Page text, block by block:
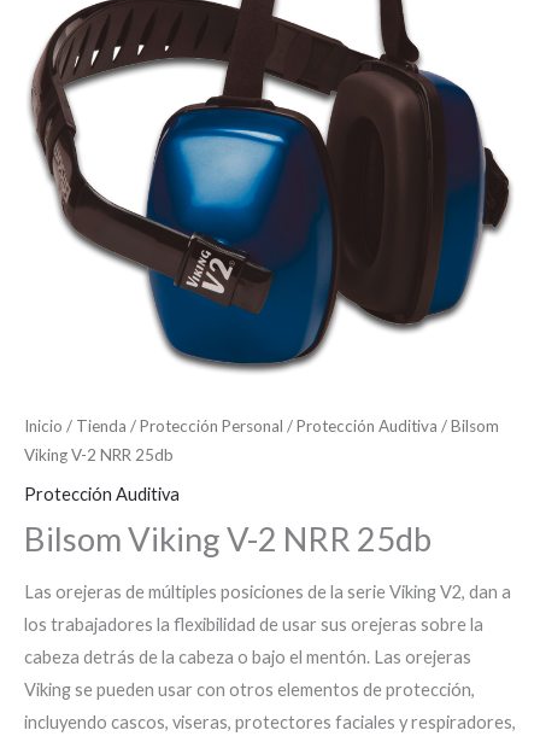
Inicio / Tienda /Protección Personal /Protección Auditiva / Bilsom
Viking V-2 NRR 25db
Protección Auditiva
Bilsom Viking V-2 NRR 25db
Las orejeras de múltiples posiciones de la serie Viking V2, dan a
los trabajadores la flexibilidad de usar sus orejeras sobre la
cabeza detrás de la cabeza o bajo el mentón. Las orejeras
Viking se pueden usar con otros elementos de protección,
incluyendo cascos, viseras, protectores faciales y respiradores,